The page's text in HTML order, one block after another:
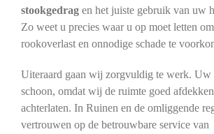
stookgedragen het juiste gebruik van uw
Zo weet u precies waar u op moet letten
rookoverlast en onnodige schade te
Uiteraard gaan wij zorgvuldig te werk.
schoon, omdat wij de ruimte goed
achterlaten. In Ruinen en de omliggende
vertrouwen op de betrouwbare service van